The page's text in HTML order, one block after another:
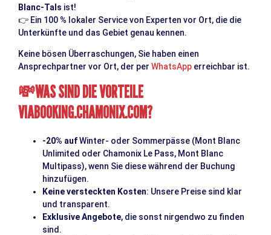
Blanc-Tals ist!
👉 Ein 100 % lokaler Service von Experten vor Ort, die die
Unterkünfte und das Gebiet genau kennen.
Keine bösen Überraschungen, Sie haben einen
Ansprechpartner vor Ort, der per WhatsApp erreichbar ist.
💸WAS SIND DIE VORTEILE
VIABOOKING.CHAMONIX.COM?
-20% aufWinter- oder Sommerpässe (Mont Blanc
Unlimited oder Chamonix Le Pass, Mont Blanc
Multipass), wenn Sie diese während der Buchung
hinzufügen.
Keine versteckten Kosten: Unsere Preise sind klar
und transparent.
Exklusive Angebote, die sonst nirgendwo zu finden
sind.